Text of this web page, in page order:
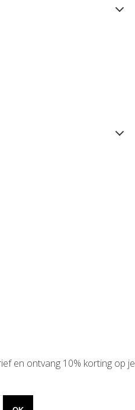
en ontvang 10% korting op je